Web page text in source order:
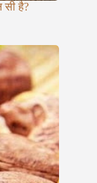
सी है?